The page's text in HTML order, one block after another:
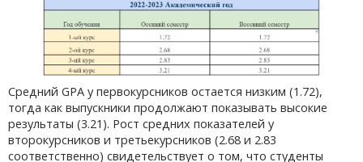
Средний GPA у первокурсников остается низким (1.72),
тогда как выпускники продолжают показывать высокие
результаты (3.21). Рост средних показателей у
второкурсников и третьекурсников (2.68 и 2.83
соответственно) свидетельствует о том, что студенты